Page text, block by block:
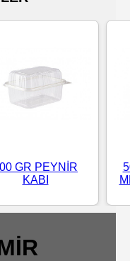
GR PEYNİR
KABI